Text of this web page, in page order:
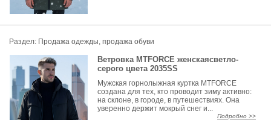
Раздел: Продажа одежды, продажа обуви
Ветровка MTFORCE женскаясветло-
серого цвета 2035SS
Мужская горнолыжная куртка MTFORCE
создана для тех, кто проводит зиму активно:
на склоне, в городе, в путешествиях. Она
уверенно держит мокрый снег и...
Подробно >>